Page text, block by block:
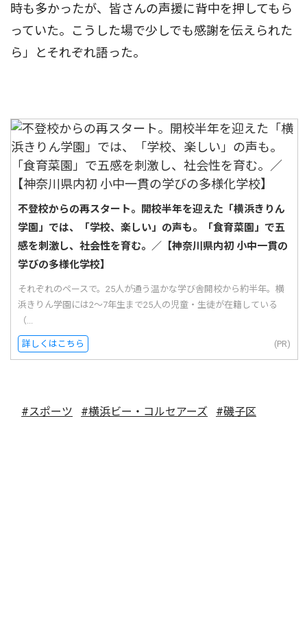
時も多かったが、皆さんの声援に背中を押してもら
っていた。こうした場で少しでも感謝を伝えられた
ら」とそれぞれ語った。
不登校からの再スタート。開校半年を迎えた「横浜きりん
学園」では、「学校、楽しい」の声も。「食育菜園」で五
感を刺激し、社会性を育む。／【神奈川県内初 小中一貫の
学びの多様化学校】
それぞれのペースで。25人が通う温かな学び舎開校から約半年。横
浜きりん学園には2〜7年生まで25人の児童・生徒が在籍している
（...
詳しくはこちら (PR)
#スポーツ #横浜ビー・コルセアーズ #磯子区